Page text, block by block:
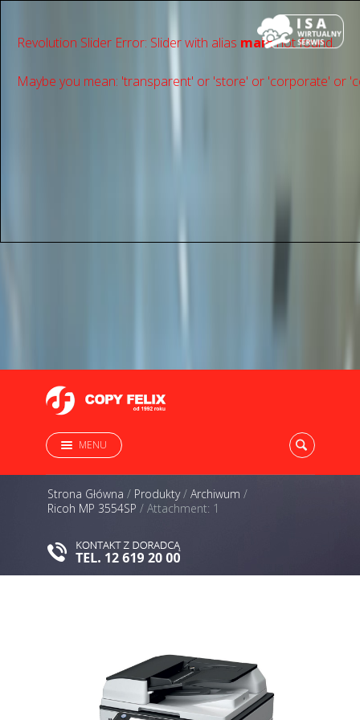
Revolution Slider Error: Slider with alias mainnot found.
Maybe you mean: 'transparent' or 'store' or 'сorporate' or
MENU
Strona Główna / Produkty/ Archiwum /
Ricoh MP 3554SP / Attachment: 1